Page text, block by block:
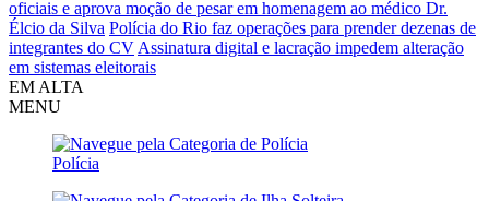
oficiais e aprova moção de pesar em homenagem ao médico Dr.
Élcio da Silva Polícia do Rio faz operações para prender dezenas de
integrantes do CV Assinatura digital e lacração impedem alteração
em sistemas eleitorais
EM ALTA
MENU
Polícia